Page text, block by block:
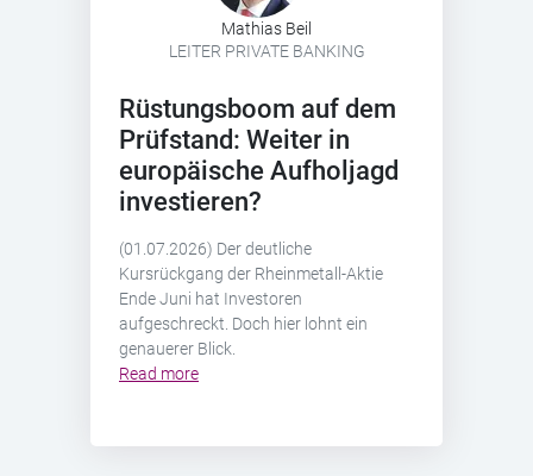
Mathias Beil
LEITER PRIVATE BANKING
Rüstungsboom auf dem
Prüfstand: Weiter in
europäische Aufholjagd
investieren?
(01.07.2026) Der deutliche
Kursrückgang der Rheinmetall-Aktie
Ende Juni hat Investoren
aufgeschreckt. Doch hier lohnt ein
genauerer Blick.
Read more